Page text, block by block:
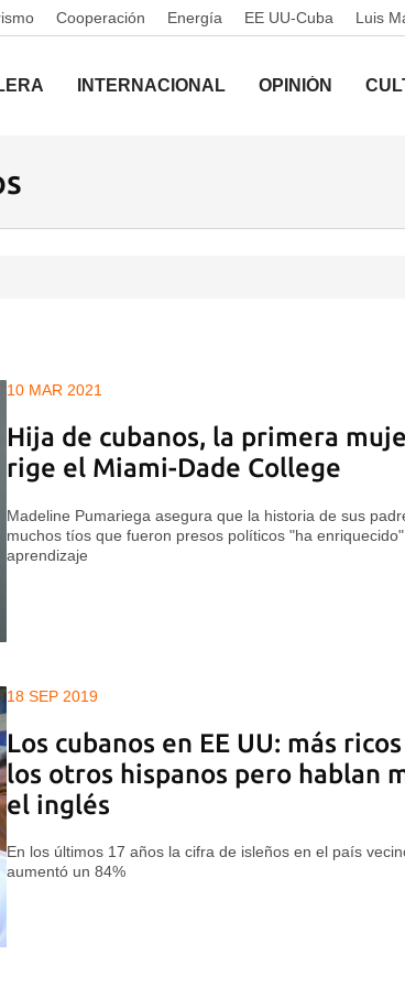
Cooperación Energía EE UU-Cuba Luis
INTERNACIONAL OPINIÓN
10 MAR 2021
Hija de cubanos, la primera
rige el Miami-Dade College
Madeline Pumariega asegura que la historia de sus
muchos tíos que fueron presos políticos "ha
aprendizaje
18 SEP 2019
Los cubanos en EE UU: más
los otros hispanos pero hablan
el inglés
En los últimos 17 años la cifra de isleños en el país
aumentó un 84%